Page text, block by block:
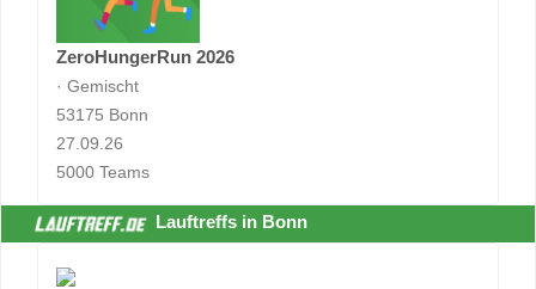
ZeroHungerRun 2026
· Gemischt
53175 Bonn
27.09.26
5000 Teams
Lauftreffs in Bonn